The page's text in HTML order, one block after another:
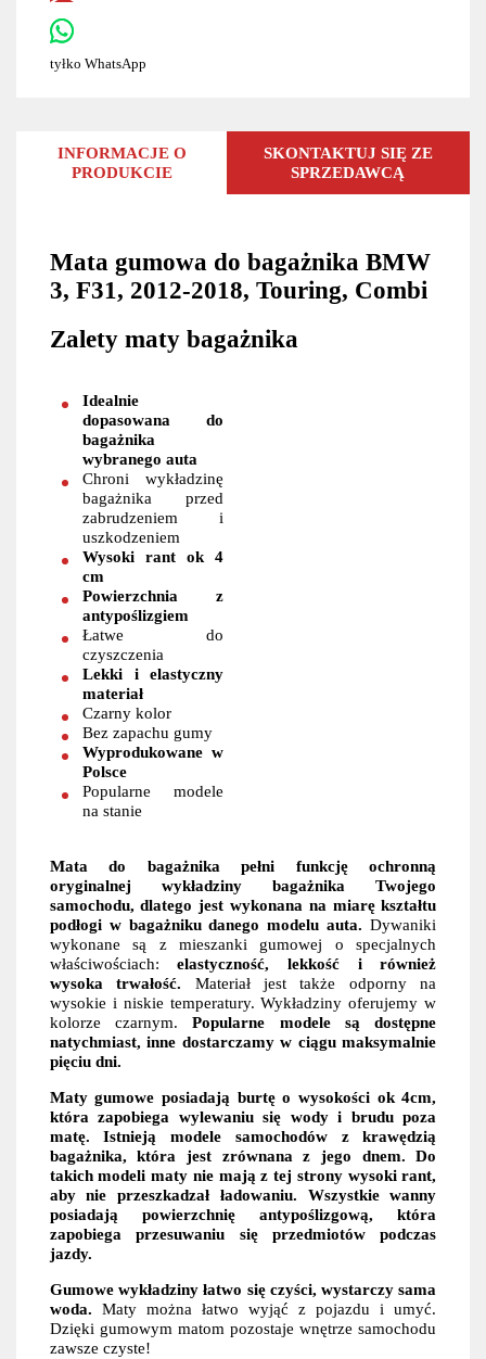
tyłko WhatsApp
INFORMACJE O
PRODUKCIE
SKONTAKTUJ SIĘ ZE
SPRZEDAWCĄ
Mata gumowa do bagażnika BMW
3, F31, 2012-2018, Touring, Combi
Zalety maty bagażnika
Idealnie
dopasowana do
bagażnika
wybranego auta
Chroni wykładzinę
bagażnika przed
zabrudzeniem i
uszkodzeniem
Wysoki rant ok 4
cm
Powierzchnia z
antypoślizgiem
Łatwe do
czyszczenia
Lekki i elastyczny
materiał
Czarny kolor
Bez zapachu gumy
Wyprodukowane w
Polsce
Popularne modele
na stanie
Mata do bagażnika pełni funkcję ochronną
oryginalnej wykładziny bagażnika Twojego
samochodu, dlatego jest wykonana na miarę kształtu
podłogi w bagażniku danego modelu auta. Dywaniki
wykonane są z mieszanki gumowej o specjalnych
właściwościach:elastyczność, lekkość i również
wysoka trwałość. Materiał jest także odporny na
wysokie i niskie temperatury. Wykładziny oferujemy w
kolorze czarnym.Popularne modele są dostępne
natychmiast, inne dostarczamy w ciągu maksymalnie
pięciu dni.
Maty gumowe posiadają burtę o wysokości ok 4cm,
która zapobiega wylewaniu się wody i brudu poza
matę. Istnieją modele samochodów z krawędzią
bagażnika, która jest zrównana z jego dnem. Do
takich modeli maty nie mają z tej strony wysoki rant,
aby nie przeszkadzał ładowaniu. Wszystkie wanny
posiadają powierzchnię antypoślizgową, która
zapobiega przesuwaniu się przedmiotów podczas
jazdy.
Gumowe wykładziny łatwo się czyści, wystarczy sama
woda. Maty można łatwo wyjąć z pojazdu i umyć.
Dzięki gumowym matom pozostaje wnętrze samochodu
zawsze czyste!